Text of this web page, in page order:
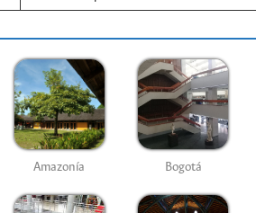
Amazonía Bogotá